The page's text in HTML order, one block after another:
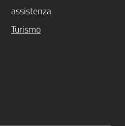
assistenza
Turismo